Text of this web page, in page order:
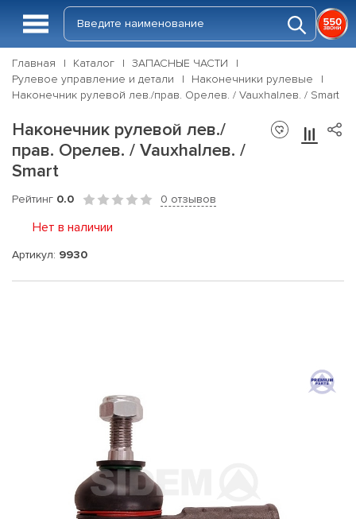
Главная Каталог
ЗАПАСНЫЕ ЧАСТИ
Рулевое управление и детали
Наконечники рулевые
Наконечник рулевой лев./прав. Opeлев. / Vauxhalлев. / Smart
Наконечник рулевой лев./
прав. Opeлев. / Vauxhalлев. /
Smart
Рейтинг 0.0 0 отзывов
Нет в наличии
Артикул: 9930